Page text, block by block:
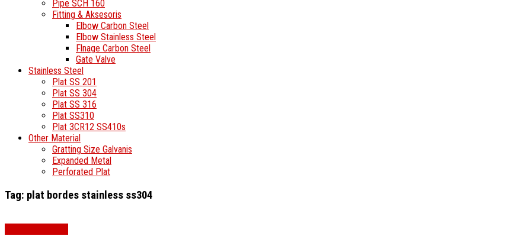
Pipe SCH 160
Fitting & Aksesoris
Elbow Carbon Steel
Elbow Stainless Steel
Flnage Carbon Steel
Gate Valve
Stainless Steel
Plat SS 201
Plat SS 304
Plat SS 316
Plat SS310
Plat 3CR12 SS410s
Other Material
Gratting Size Galvanis
Expanded Metal
Perforated Plat
Tag: plat bordes stainless ss304